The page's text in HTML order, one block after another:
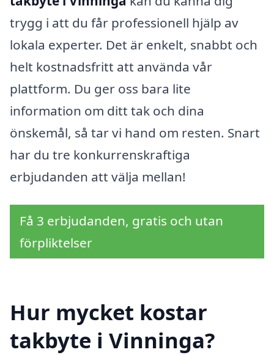
trygg i att du får professionell hjälp av
lokala experter. Det är enkelt, snabbt och
helt kostnadsfritt att använda vår
plattform. Du ger oss bara lite
information om ditt tak och dina
önskemål, så tar vi hand om resten. Snart
har du tre konkurrenskraftiga
erbjudanden att välja mellan!
Få 3 erbjudanden, gratis och utan
förpliktelser
Hur mycket kostar
takbyte i Vinninga?